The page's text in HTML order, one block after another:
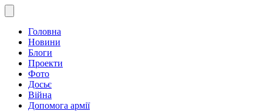
Головна
Новини
Блоги
Проекти
Фото
Досьє
Війна
Допомога армії